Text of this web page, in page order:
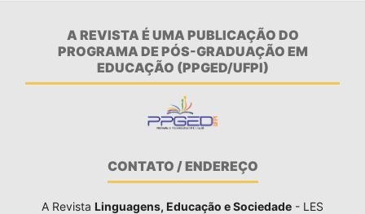
A REVISTA É UMA PUBLICAÇÃO DO
PROGRAMA DE PÓS-GRADUAÇÃO EM
EDUCAÇÃO (PPGED/UFPI)
CONTATO / ENDEREÇO
A Revista Linguagens, Educação e Sociedade - LES